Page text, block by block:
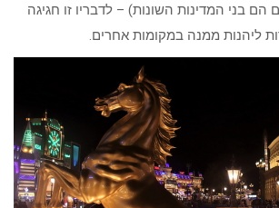
הם בני המדינות השונות) – לדבריו זו חגיגה
ליהנות ממנה במקומות אחרים.